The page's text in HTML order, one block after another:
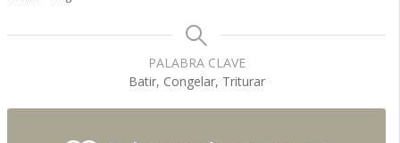
PALABRA CLAVE
Batir, Congelar, Triturar